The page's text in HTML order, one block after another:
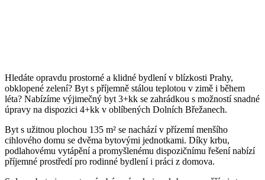
Hledáte opravdu prostorné a klidné bydlení v blízkosti Prahy,
obklopené zelení? Byt s příjemně stálou teplotou v zimě i během
léta? Nabízíme výjimečný byt 3+kk se zahrádkou s možností snadné
úpravy na dispozici 4+kk v oblíbených Dolních Břežanech.
Byt s užitnou plochou 135 m² se nachází v přízemí menšího
cihlového domu se dvěma bytovými jednotkami. Díky krbu,
podlahovému vytápění a promyšlenému dispozičnímu řešení nabízí
příjemné prostředí pro rodinné bydlení i práci z domova.